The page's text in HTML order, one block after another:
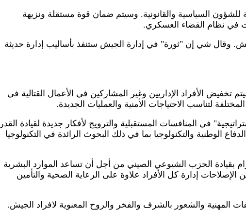
السياسية والقانونية. وسيتم ضمان قوة مستقلة ونزيهة
في نظام القضاء العسكري.
وقال شي إن "ثورة" في إدارة الجيش ستنفذ بأساليب إدارة حديثة
بخفض قواتها بمقدار 300 ألف. وسيتم تخفيض الأفراد الإداريين وغير المشاركين في الأعمال القتالية في
لتناسب الاحتياجات الأمنية والعمليات الجديدة.
في المنافسات المستقبلية والترويج لأفكار جديدة لقيادة
الوطنية والتكنولوجيا بما في ذلك البحوث الرائدة في التكنولوجيا
بقيادة الحزب الشيوعي الصيني من أجل أن تساعد الموارد البشرية
إدارة كل الأفراد علاوة على الرعاية الصحية والتأمين
المهنية والشعور بالشرف والفخر والروح المعنوية لافراد الجيش.